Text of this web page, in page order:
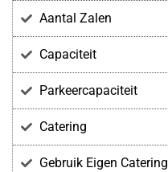
Aantal Zalen
Capaciteit
Parkeercapaciteit
Catering
Gebruik Eigen Catering